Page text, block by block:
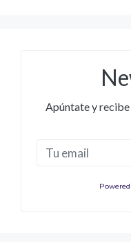
Apúntate y